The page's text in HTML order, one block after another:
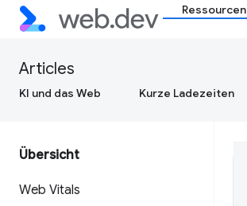
Ressourcen
Articles
KI und das Web Kurze Ladezeiten
Übersicht
Web Vitals